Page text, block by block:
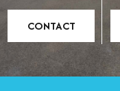
CONTACT